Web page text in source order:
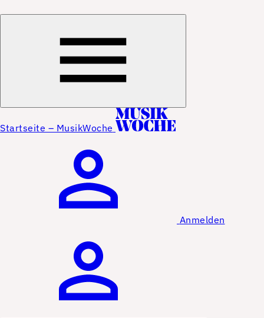
Startseite – MusikWoche
Anmelden